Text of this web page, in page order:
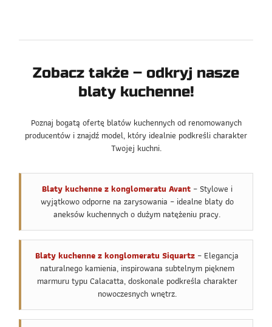
Zobacz także – odkryj nasze
blaty kuchenne!
Poznaj bogatą ofertę blatów kuchennych od renomowanych
producentów i znajdź model, który idealnie podkreśli charakter
Twojej kuchni.
Blaty kuchenne z konglomeratu Avant – Stylowe i
wyjątkowo odporne na zarysowania – idealne blaty do
aneksów kuchennych o dużym natężeniu pracy.
Blaty kuchenne z konglomeratu Siquartz – Elegancja
naturalnego kamienia, inspirowana subtelnym pięknem
marmuru typu Calacatta, doskonale podkreśla charakter
nowoczesnych wnętrz.